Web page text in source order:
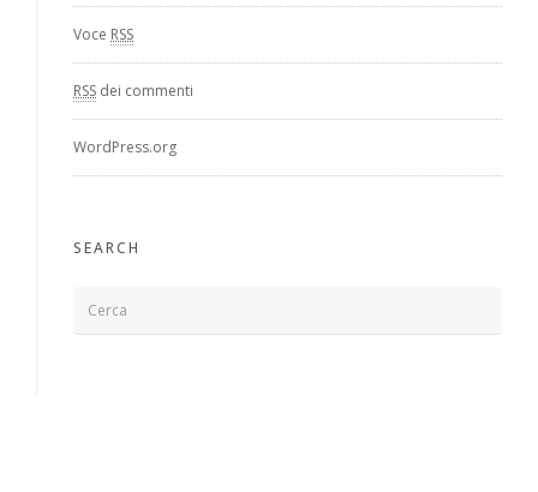
Voce RSS
RSS dei commenti
WordPress.org
SEARCH